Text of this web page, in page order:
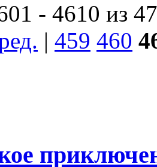
- 4610 из
| 459 460